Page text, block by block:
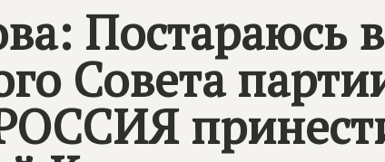
Постараюсь в
Совета